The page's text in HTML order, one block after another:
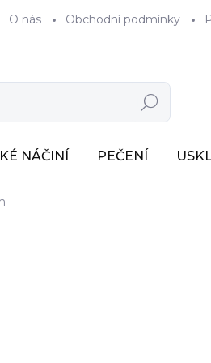
O nás Obchodní podmínky
Hledat
NÁČINÍ PEČENÍ